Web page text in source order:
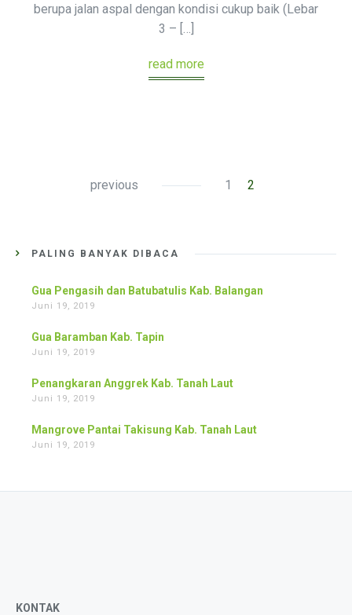
berupa jalan aspal dengan kondisi cukup baik (Lebar
3 – […]
read more
previous 1 2
PALING BANYAK DIBACA
Gua Pengasih dan Batubatulis Kab. Balangan
Juni 19, 2019
Gua Baramban Kab. Tapin
Juni 19, 2019
Penangkaran Anggrek Kab. Tanah Laut
Juni 19, 2019
Mangrove Pantai Takisung Kab. Tanah Laut
Juni 19, 2019
KONTAK